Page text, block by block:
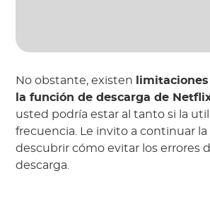
No obstante, existen
la función de descarga de
usted podría estar al tanto si la
frecuencia. Le invito a continuar la
descubrir cómo evitar los errores
descarga.